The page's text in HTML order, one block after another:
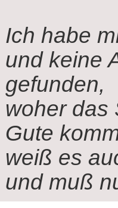
Ich habe
und keine
gefunden,
woher das
Gute
weiß es
und muß